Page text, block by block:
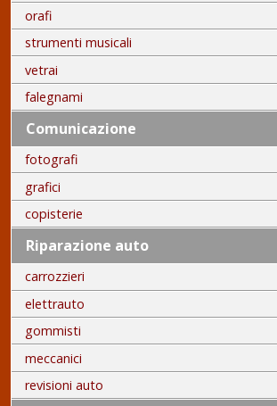
orafi
strumenti musicali
vetrai
falegnami
Comunicazione
fotografi
grafici
copisterie
Riparazione auto
carrozzieri
elettrauto
gommisti
meccanici
revisioni auto